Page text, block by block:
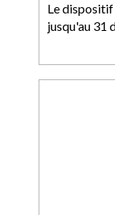
Le
jusqu'au 31